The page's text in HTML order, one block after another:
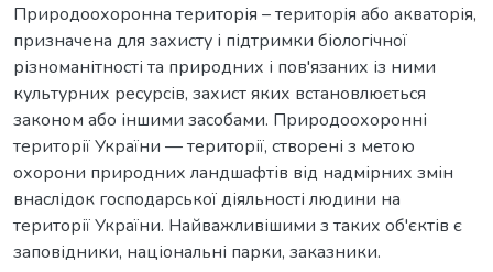
Природоохоронна територія – територія або акваторія,
призначена для захисту і підтримки біологічної
різноманітності та природних і пов'язаних із ними
культурних ресурсів, захист яких встановлюється
законом або іншими засобами. Природоохоронні
території України — території, створені з метою
охорони природних ландшафтів від надмірних змін
внаслідок господарської діяльності людини на
території України. Найважливішими з таких об'єктів є
заповідники, національні парки, заказники.